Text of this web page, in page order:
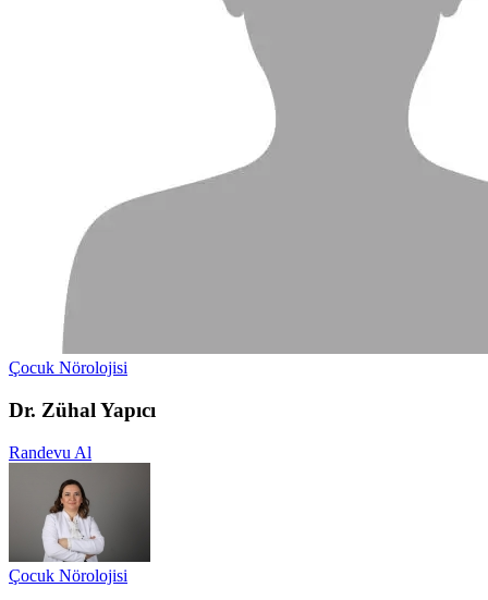
Çocuk Nörolojisi
Dr. Zühal Yapıcı
Randevu Al
Çocuk Nörolojisi